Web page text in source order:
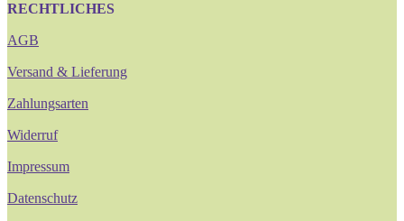
RECHTLICHES
AGB
Versand & Lieferung
Zahlungsarten
Widerruf
Impressum
Datenschutz